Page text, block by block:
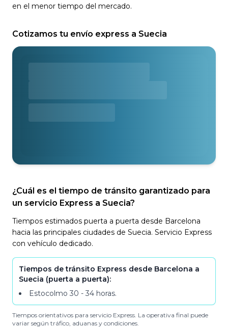
en el menor tiempo del mercado.
Cotizamos tu envío express a Suecia
¿Cuál es el tiempo de tránsito garantizado para
un servicio Express a Suecia?
Tiempos estimados puerta a puerta desde Barcelona
hacia las principales ciudades de Suecia. Servicio Express
con vehículo dedicado.
Tiempos de tránsito Express desde Barcelona a
Suecia (puerta a puerta):
Estocolmo 30 - 34 horas.
Tiempos orientativos para servicio Express. La operativa final puede
variar según tráfico, aduanas y condiciones.